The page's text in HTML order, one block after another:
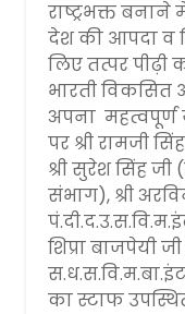
राष्ट्रभक्त
देश की आपदा व
लिए तत्पर पीढ़ी
भारती विकसित
अपना महत्वपूर्ण
पर श्री रामजी
श्री सुरेश सिंह जी
संभाग), श्री
शिप्रा बाजपेयी जी
का स्टाफ